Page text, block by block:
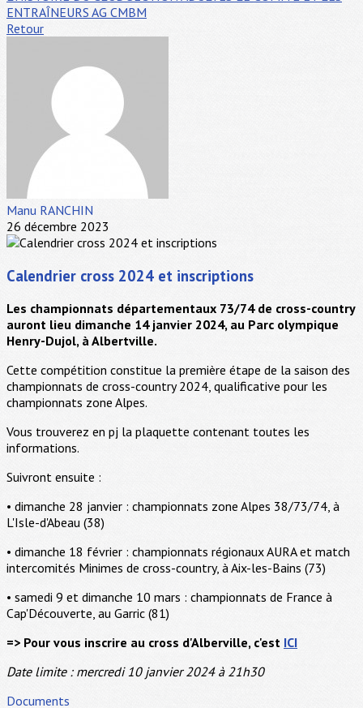
ENTRAÎNEURS AG CMBM
Retour
Manu RANCHIN
26 décembre 2023
Calendrier cross 2024 et inscriptions
Les championnats départementaux 73/74 de cross-country
auront lieu dimanche 14 janvier 2024, au Parc olympique
Henry-Dujol, à Albertville.
Cette compétition constitue la première étape de la saison des
championnats de cross-country 2024, qualificative pour les
championnats zone Alpes.
Vous trouverez en pj la plaquette contenant toutes les
informations.
Suivront ensuite :
• dimanche 28 janvier : championnats zone Alpes 38/73/74, à
L'Isle-d'Abeau (38)
• dimanche 18 février : championnats régionaux AURA et match
intercomités Minimes de cross-country, à Aix-les-Bains (73)
• samedi 9 et dimanche 10 mars : championnats de France à
Cap'Découverte, au Garric (81)
=> Pour vous inscrire au cross d'Alberville, c'est ICI
Date limite : mercredi 10 janvier 2024 à 21h30
Documents